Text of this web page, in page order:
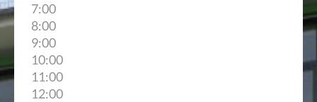
7:00
8:00
9:00
10:00
11:00
12:00